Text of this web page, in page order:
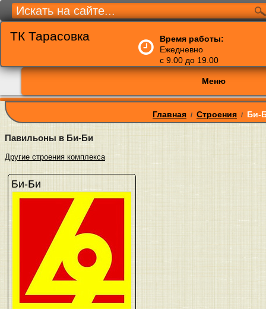
ТК Тарасовка
Время работы:
Ежедневно
с 9.00 до 19.00
Меню
Главная / Строения / Би-
Павильоны в Би-Би
Другие строения комплекса
Би-Би